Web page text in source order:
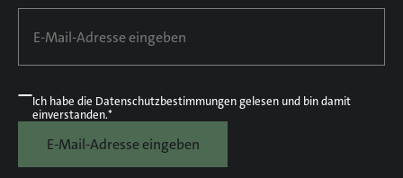
Ich habe die Datenschutzbestimmungengelesen und bin damit
einverstanden.*
E-Mail-Adresse eingeben